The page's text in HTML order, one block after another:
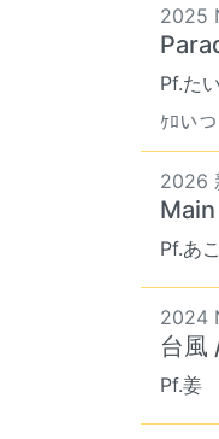
2025
Pf.た
ｹﾛい
2026
Pf.あこ
2024
台
Pf.姜